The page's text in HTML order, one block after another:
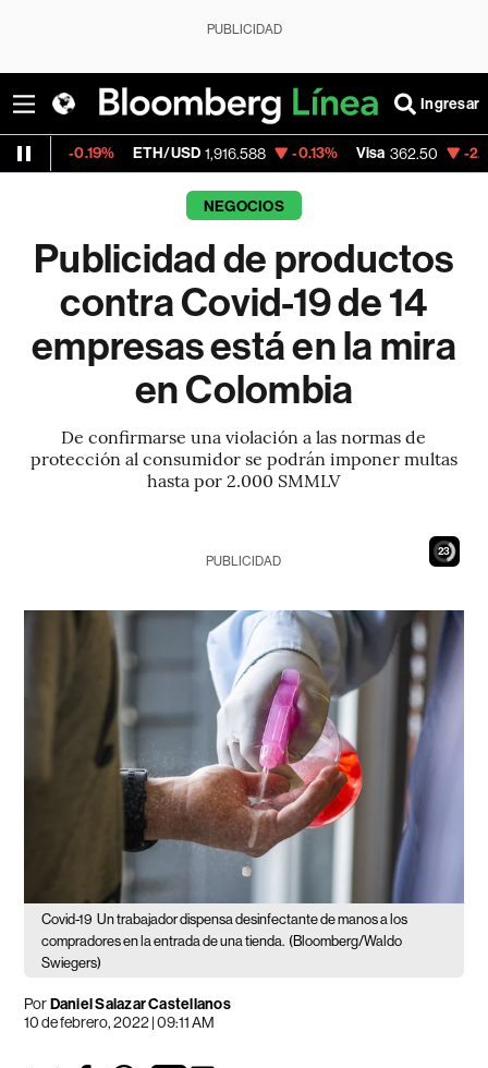
PUBLICIDAD
Ingresar
ETH/USD 1,916.588 -0.13% Visa 362.50 -2.15%
NEGOCIOS
Publicidad de productos
contra Covid-19 de 14
empresas está en la mira
en Colombia
De confirmarse una violación a las normas de
protección al consumidor se podrán imponer multas
hasta por 2.000 SMMLV
22
PUBLICIDAD
Covid-19 Un trabajador dispensa desinfectante de manos a los
compradores en la entrada de una tienda. (Bloomberg/Waldo
Swiegers)
PorDaniel Salazar Castellanos
10 de febrero, 2022 | 09:11 AM